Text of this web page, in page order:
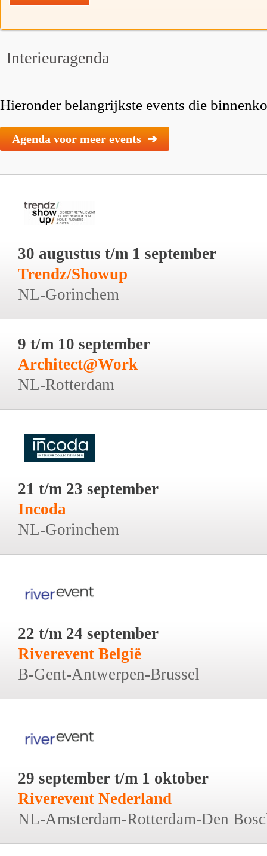
Interieuragenda
Hieronder belangrijkste events die
Agenda voor meer events ➔
30 augustus t/m 1 september
Trendz/Showup
NL-Gorinchem
9 t/m 10 september
Architect@Work
NL-Rotterdam
21 t/m 23 september
Incoda
NL-Gorinchem
22 t/m 24 september
Riverevent België
B-Gent-Antwerpen-Brussel
29 september t/m 1 oktober
Riverevent Nederland
NL-Amsterdam-Rotterdam-Den